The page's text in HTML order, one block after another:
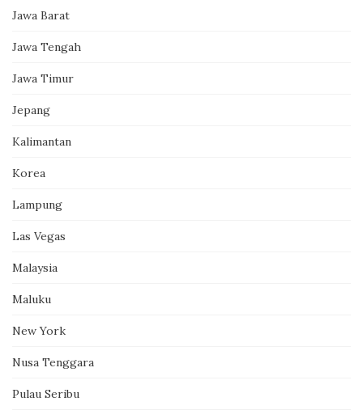
Jawa Barat
Jawa Tengah
Jawa Timur
Jepang
Kalimantan
Korea
Lampung
Las Vegas
Malaysia
Maluku
New York
Nusa Tenggara
Pulau Seribu